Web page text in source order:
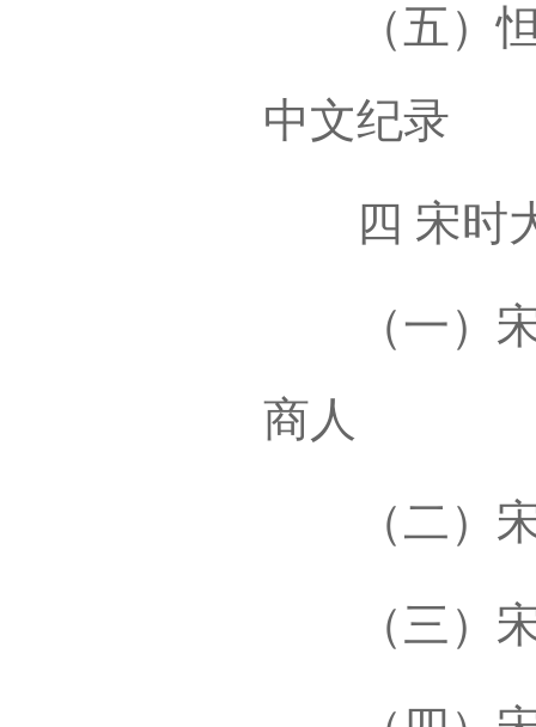
（五）怛
中文纪录
四 宋时大
（一）宋
商人
（二）宋
（三）宋